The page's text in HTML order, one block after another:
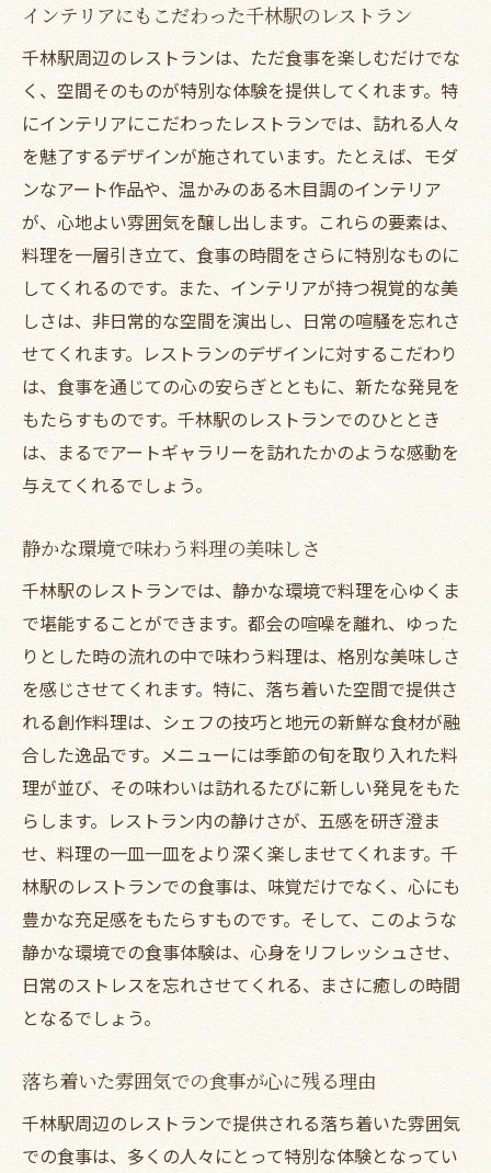
インテリアにもこだわった千林駅のレストラン
千林駅周辺のレストランは、ただ食事を楽しむだけでな
く、空間そのものが特別な体験を提供してくれます。特
にインテリアにこだわったレストランでは、訪れる人々
を魅了するデザインが施されています。たとえば、モダ
ンなアート作品や、温かみのある木目調のインテリア
が、心地よい雰囲気を醸し出します。これらの要素は、
料理を一層引き立て、食事の時間をさらに特別なものに
してくれるのです。また、インテリアが持つ視覚的な美
しさは、非日常的な空間を演出し、日常の喧騒を忘れさ
せてくれます。レストランのデザインに対するこだわり
は、食事を通じての心の安らぎとともに、新たな発見を
もたらすものです。千林駅のレストランでのひととき
は、まるでアートギャラリーを訪れたかのような感動を
与えてくれるでしょう。
静かな環境で味わう料理の美味しさ
千林駅のレストランでは、静かな環境で料理を心ゆくま
で堪能することができます。都会の喧噪を離れ、ゆった
りとした時の流れの中で味わう料理は、格別な美味しさ
を感じさせてくれます。特に、落ち着いた空間で提供さ
れる創作料理は、シェフの技巧と地元の新鮮な食材が融
合した逸品です。メニューには季節の旬を取り入れた料
理が並び、その味わいは訪れるたびに新しい発見をもた
らします。レストラン内の静けさが、五感を研ぎ澄ま
せ、料理の一皿一皿をより深く楽しませてくれます。千
林駅のレストランでの食事は、味覚だけでなく、心にも
豊かな充足感をもたらすものです。そして、このような
静かな環境での食事体験は、心身をリフレッシュさせ、
日常のストレスを忘れさせてくれる、まさに癒しの時間
となるでしょう。
落ち着いた雰囲気での食事が心に残る理由
千林駅周辺のレストランで提供される落ち着いた雰囲気
での食事は、多くの人々にとって特別な体験となってい